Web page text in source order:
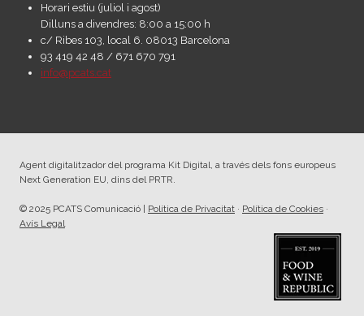
Horari estiu (juliol i agost)
Dilluns a divendres: 8:00 a 15:00 h
c/ Ribes 103, local 6. 08013 Barcelona
93 419 42 48 / 671 670 791
info@pcats.cat
Agent digitalitzador del programa Kit Digital, a través dels fons europeus
Next Generation EU, dins del PRTR.
© 2025 PCATS Comunicació | Política de Privacitat · Política de Cookies ·
Avís Legal